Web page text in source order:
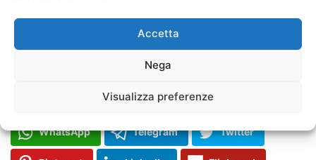
Accetta
Nega
Visualizza preferenze
Foto disilviaritadaPixabay
Facebook Messenger
WhatsApp Telegram Twitter